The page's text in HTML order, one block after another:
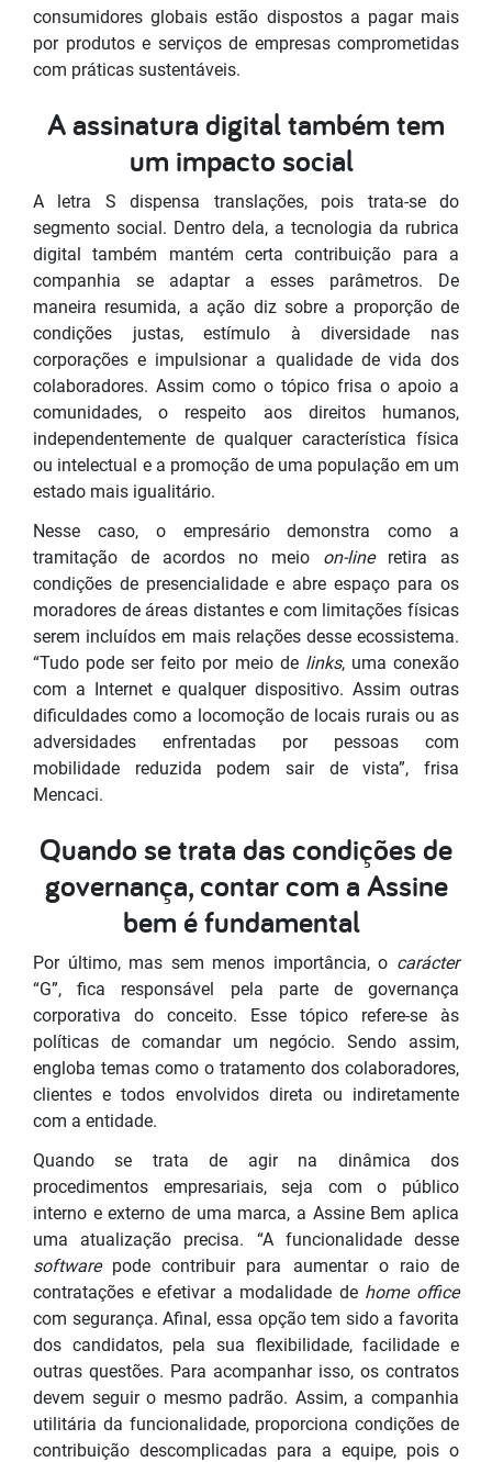
consumidores globais estão dispostos a pagar mais
por produtos e serviços de empresas comprometidas
com práticas sustentáveis.
A assinatura digital também tem
um impacto social
A letra S dispensa translações, pois trata-se do
segmento social. Dentro dela, a tecnologia da rubrica
digital também mantém certa contribuição para a
companhia se adaptar a esses parâmetros. De
maneira resumida, a ação diz sobre a proporção de
condições justas, estímulo à diversidade nas
corporações e impulsionar a qualidade de vida dos
colaboradores. Assim como o tópico frisa o apoio a
comunidades, o respeito aos direitos humanos,
independentemente de qualquer característica física
ou intelectual e a promoção de uma população em um
estado mais igualitário.
Nesse caso, o empresário demonstra como a
tramitação de acordos no meio on-lineretira as
condições de presencialidade e abre espaço para os
moradores de áreas distantes e com limitações físicas
serem incluídos em mais relações desse ecossistema.
“Tudo pode ser feito por meio de links, uma conexão
com a Internet e qualquer dispositivo. Assim outras
dificuldades como a locomoção de locais rurais ou as
adversidades enfrentadas por pessoas com
mobilidade reduzida podem sair de vista”, frisa
Mencaci.
Quando se trata das condições de
governança, contar com a Assine
bem é fundamental
Por último, mas sem menos importância, o carácter
“G”, fica responsável pela parte de governança
corporativa do conceito. Esse tópico refere-se às
políticas de comandar um negócio. Sendo assim,
engloba temas como o tratamento dos colaboradores,
clientes e todos envolvidos direta ou indiretamente
com a entidade.
Quando se trata de agir na dinâmica dos
procedimentos empresariais, seja com o público
interno e externo de uma marca, a Assine Bem aplica
uma atualização precisa. “A funcionalidade desse
software pode contribuir para aumentar o raio de
contratações e efetivar a modalidade de home office
com segurança. Afinal, essa opção tem sido a favorita
dos candidatos, pela sua flexibilidade, facilidade e
outras questões. Para acompanhar isso, os contratos
devem seguir o mesmo padrão. Assim, a companhia
utilitária da funcionalidade, proporciona condições de
contribuição descomplicadas para a equipe, pois o